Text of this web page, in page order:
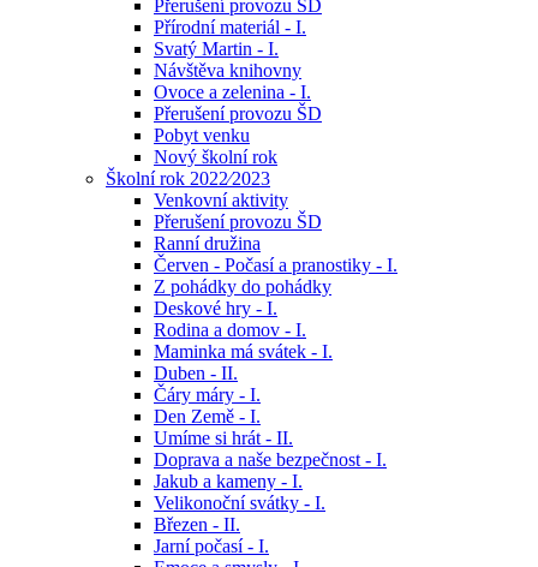
Přerušení provozu ŠD
Přírodní materiál - I.
Svatý Martin - I.
Návštěva knihovny
Ovoce a zelenina - I.
Přerušení provozu ŠD
Pobyt venku
Nový školní rok
Školní rok 2022⁄2023
Venkovní aktivity
Přerušení provozu ŠD
Ranní družina
Červen - Počasí a pranostiky - I.
Z pohádky do pohádky
Deskové hry - I.
Rodina a domov - I.
Maminka má svátek - I.
Duben - II.
Čáry máry - I.
Den Země - I.
Umíme si hrát - II.
Doprava a naše bezpečnost - I.
Jakub a kameny - I.
Velikonoční svátky - I.
Březen - II.
Jarní počasí - I.